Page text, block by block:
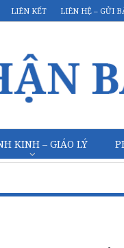
LIÊN KẾT LIÊN HỆ – GỬI
KINH – GIÁO LÝ